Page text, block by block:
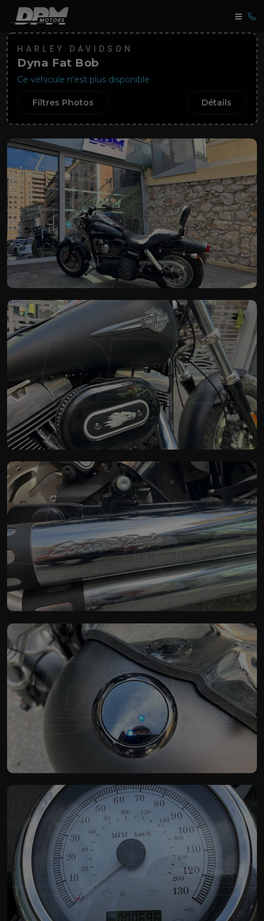
HARLEY DAVIDSON
Dyna Fat Bob
Ce véhicule n'est plus disponible
Filtres Photos Détails